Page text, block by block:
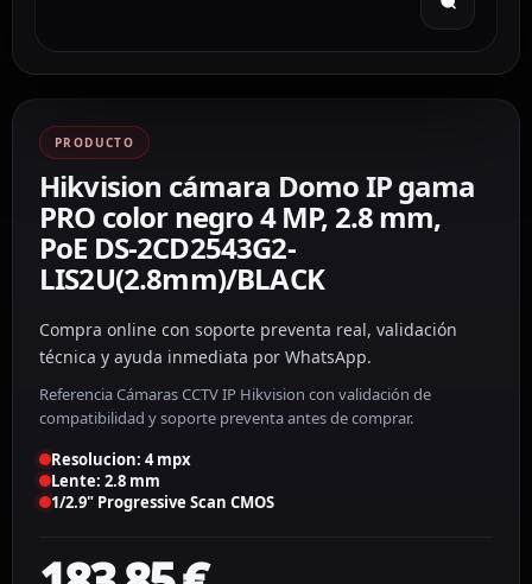
PRODUCTO
Hikvision cámara Domo IP gama
PRO color negro 4 MP, 2.8 mm,
PoE DS-2CD2543G2-
LIS2U(2.8mm)/BLACK
Compra online con soporte preventa real, validación
técnica y ayuda inmediata por WhatsApp.
Referencia Cámaras CCTV IP Hikvision con validación de
compatibilidad y soporte preventa antes de comprar.
Resolucion: 4 mpx
Lente: 2.8 mm
1/2.9" Progressive Scan CMOS